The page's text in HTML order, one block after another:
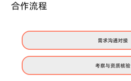
合作流程
需求沟通对接
考察与资质核验